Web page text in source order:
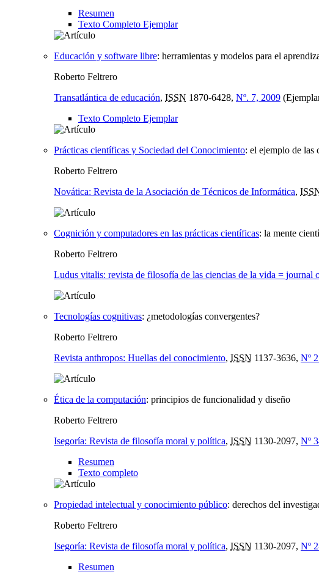
Resumen
Texto Completo Ejemplar
Educación y software libre: herramientas y modelos para el
Roberto Feltrero
Transatlántica de educación, ISSN 1870-6428, Nº. 7, 2009
Texto Completo Ejemplar
Prácticas científicas y Sociedad del Conocimiento: el ejemplo de las
Roberto Feltrero
Novática: Revista de la Asociación de Técnicos de Informática,
Cognición y computadores en las prácticas científicas: la mente
Roberto Feltrero
Ludus vitalis: revista de filosofía de las ciencias de la vida =
Tecnologías cognitivas: ¿metodologías convergentes?
Roberto Feltrero
Revista anthropos: Huellas del conocimiento, ISSN 1137-3636, Nº
Ética de la computación: principios de funcionalidad y diseño
Roberto Feltrero
Isegoría: Revista de filosofía moral y política, ISSN 1130-2097, Nº
Resumen
Texto completo
Propiedad intelectual y conocimiento público: derechos del
Roberto Feltrero
Isegoría: Revista de filosofía moral y política, ISSN 1130-2097, Nº
Resumen